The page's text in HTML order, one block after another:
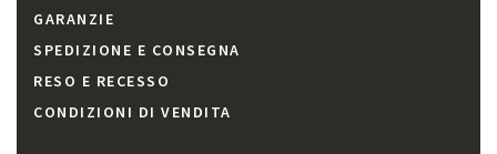
GARANZIE
SPEDIZIONE E CONSEGNA
RESO E RECESSO
CONDIZIONI DI VENDITA